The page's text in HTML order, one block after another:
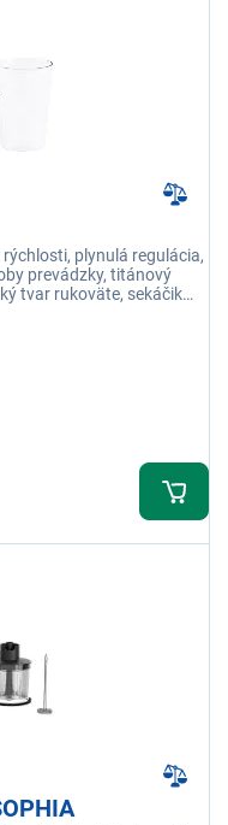
plynulá regulácia,
prevádzky, titánový
tvar rukoväte, sekáčik